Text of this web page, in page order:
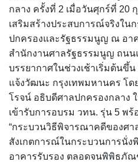
กลาง ครั้งที่ 2 เมื่อวันศุกร์ที่ 20
เสริมสร้างประสบการณ์จริงใน
ปกครองและรัฐธรรมนูญ ณ อา
สำนักงานศาลรัฐธรรมนูญ ถน
บรรยากาศในช่วงเช้าเริ่มต้นขึ้
แจ้งวัฒนะ กรุงเทพมหานคร โด
โรจน์ อธิบดีศาลปกครองกลาง
เข้ารับการอบรม วทน. รุ่น 5 พ
“กระบวนวิธีพิจารณาคดีของศา
สังเกตการณ์ในกระบวนการนั่ง
อาคารรับรอง ตลอดจนพิพิธภัณ